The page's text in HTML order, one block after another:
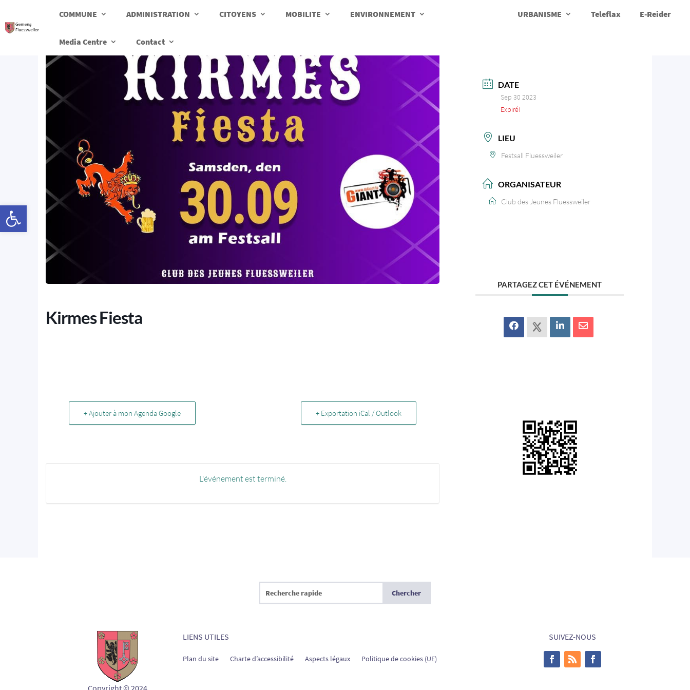
COMMUNE ADMINISTRATION CITOYENS MOBILITE ENVIRONNEMENT URBANISME Teleflax E-Reider
Media Centre Contact
Kirmes Fiesta
+ Ajouter à mon Agenda Google + Exportation iCal / Outlook
L'événement est terminé.
DATE
Sep 30 2023
Expiré!
LIEU
Festsall Fluessweiler
ORGANISATEUR
Club des Jeunes Fluessweiler
PARTAGEZ CET ÉVÉNEMENT
Copyright © 2024
LIENS UTILES
Plan du site Charte d’accessibilité Aspects légaux Politique de cookies (UE)
SUIVEZ-NOUS
Ouvrir la barre d’outils